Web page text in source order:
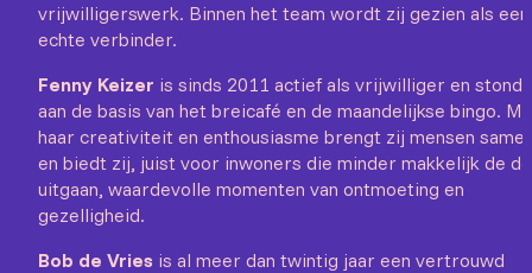
vrijwilligerswerk. Binnen het team wordt zij gezien als een
echte verbinder.
Fenny Keizer is sinds 2011 actief als vrijwilliger en stond
aan de basis van het breicafé en de maandelijkse bingo.
haar creativiteit en enthousiasme brengt zij mensen
en biedt zij, juist voor inwoners die minder makkelijk de
uitgaan, waardevolle momenten van ontmoeting en
gezelligheid.
Bob de Vries is al meer dan twintig jaar een vertrouwd